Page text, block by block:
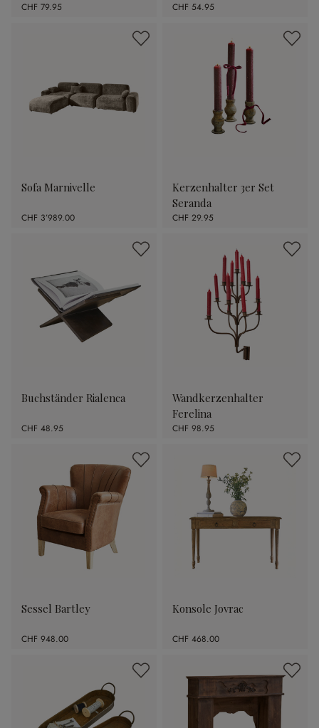
CHF 79.95 CHF 54.95
Sofa Marnivelle
CHF 3’989.00
Kerzenhalter 3er Set
Seranda
CHF 29.95
Buchständer Rialenca
CHF 48.95
Wandkerzenhalter
Ferelina
CHF 98.95
Sessel Bartley
CHF 948.00
Konsole Jovrac
CHF 468.00